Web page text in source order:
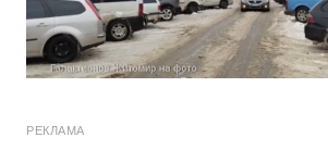
РЕКЛАМА